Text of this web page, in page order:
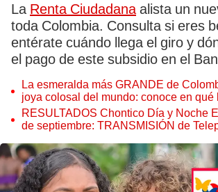
La Renta Ciudadanaalista un
toda Colombia. Consulta si eres
entérate cuándo llega el giro y
el pago de este subsidio en el
La esmeralda más GRANDE de
joya colosal del mundo: conoce en qué
encontrarse
RESULTADOS Chontico Día y Noche
de septiembre: TRANSMISIÓN de